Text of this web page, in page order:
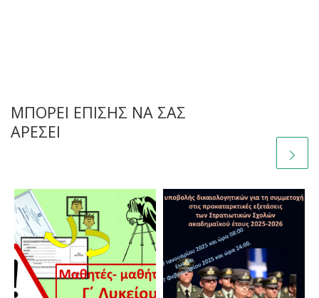
ΜΠΟΡΕΊ ΕΠΊΣΗΣ ΝΑ ΣΑΣ
ΑΡΈΣΕΙ